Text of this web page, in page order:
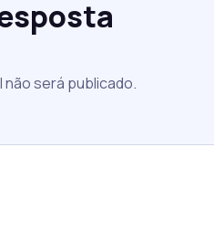
será publicado.